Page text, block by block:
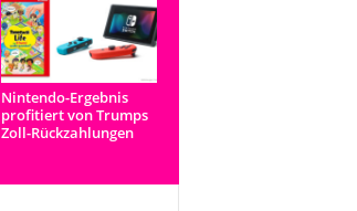
Nintendo-Ergebnis
profitiert von Trumps
Zoll-Rückzahlungen